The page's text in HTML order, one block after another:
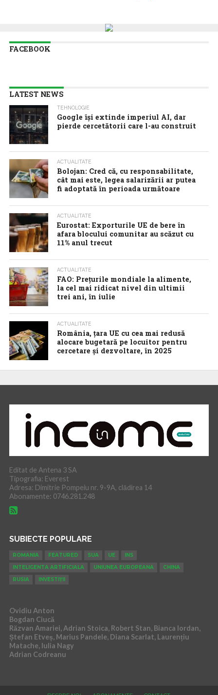
FACEBOOK
LATEST NEWS
TEHNOLOGIE
Google îşi extinde imperiul AI, dar
pierde cercetătorii care l-au construit
ACTUALITATE
Bolojan: Cred că, cu responsabilitate,
cât mai este, legea salarizării ar putea
fi adoptată în perioada următoare
ACTUALITATE
Eurostat: Exporturile UE de bere în
afara blocului comunitar au scăzut cu
11% anul trecut
ACTUALITATE
FAO: Prețurile mondiale la alimente,
la cel mai ridicat nivel din ultimii
trei ani, în iulie
ACTUALITATE
România, țara UE cu cea mai redusă
alocare bugetară pe locuitor pentru
cercetare și dezvoltare, în 2025
Editat de Antena 3 SA
Tipografia: Everest
Adresa: Dimitrie Pompeiu nr. 9-9A, clădirea 14
Abonamente: 0746.281.248
SUBIECTE POPULARE
ROMANIA FEATURED SUA UE
INS
INTELIGENTA ARTIFICIALA
UNIUNEA EUROPEANA
CHINA
RUSIA
INVESTIȚII
Ovidiu Anton
Bogdan Ciucă
Răzvan Amariei, Adrian Stoica, Robert Stan, Bianca Iordan,
Ștefan Etveș, Marius Pandele, Diana Scarlat, Laurențiu
Matache, Iulia Nagy
Adrian Codreanu